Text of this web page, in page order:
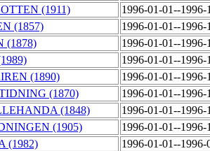
(1911)
1996-01-01--
(1857)
1996-01-01--
(1878)
1996-01-01--
1996-01-01--
(1890)
1996-01-01--
(1870)
1996-01-01--
(1848)
1996-01-01--
(1905)
1996-01-01--
(1982)
1996-01-01--